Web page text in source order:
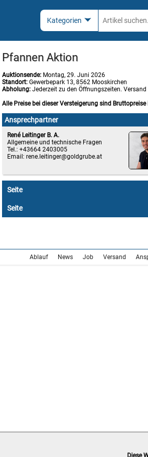
Pfannen Aktion
Auktionsende: Montag, 29. Juni 2026
Standort: Gewerbepark 13, 8562 Mooskirchen
Abholung: Jederzeit zu den Öffnungszeiten.
Alle Preise bei dieser Versteigerung sind
Ansprechpartner
René Leitinger B. A.
Allgemeine und technische Fragen
Tel.: +43664 2403005
Email: rene.leitinger
Seite
Seite
Ablauf News Job Versand
Diese